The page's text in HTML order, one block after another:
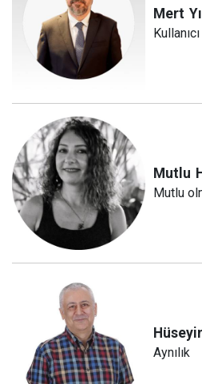
Mert
Mutlu
Mutlu
Aynılık